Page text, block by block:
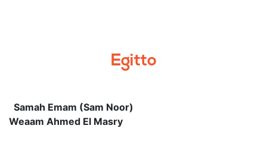
Egitto
Samah Emam (Sam Noor)
Weaam Ahmed El Masry